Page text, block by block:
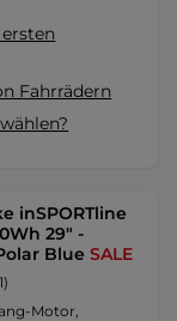
Fahrrädern
inSPORTline
29" -
BlueSALE
Motor,